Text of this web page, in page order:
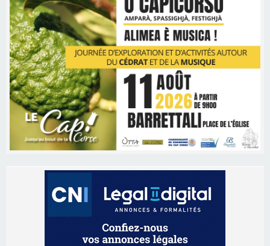
Les brèves
Ucciani – Marché des producteurs à Cruculi le